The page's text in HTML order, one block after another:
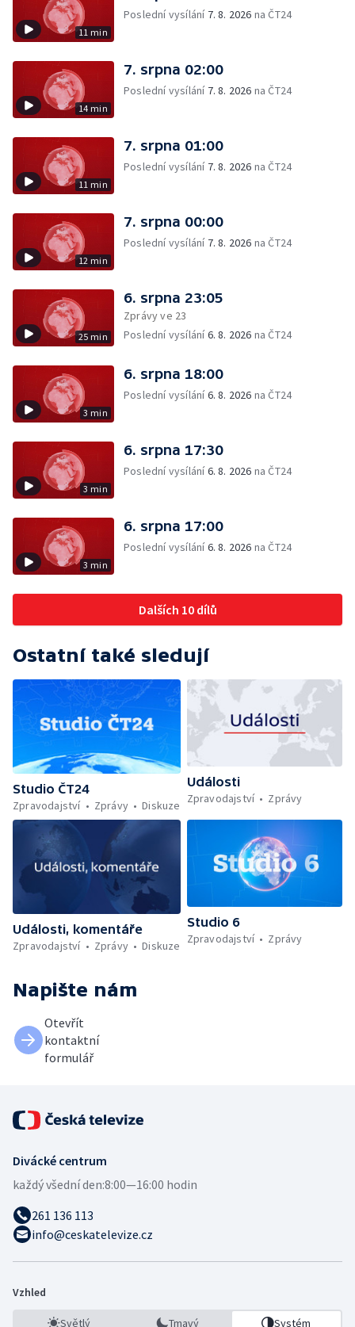
11 min
Poslední vysílání 7. 8. 2026 na ČT24
14 min
7. srpna 02:00
Poslední vysílání 7. 8. 2026 na ČT24
11 min
7. srpna 01:00
Poslední vysílání 7. 8. 2026 na ČT24
12 min
7. srpna 00:00
Poslední vysílání 7. 8. 2026 na ČT24
25 min
6. srpna 23:05
Zprávy ve 23
Poslední vysílání6. 8. 2026 na ČT24
3 min
6. srpna 18:00
Poslední vysílání6. 8. 2026 na ČT24
3 min
6. srpna 17:30
Poslední vysílání6. 8. 2026 na ČT24
3 min
6. srpna 17:00
Poslední vysílání6. 8. 2026 na ČT24
Dalších 10 dílů
Ostatní také sledují
Studio ČT24
Zpravodajství
Zprávy Diskuze
Události
Zpravodajství
Zprávy
Události, komentáře
Zpravodajství
Zprávy Diskuze
Studio 6
Zpravodajství
Zprávy
Napište nám
Otevřít
kontaktní
formulář
Divácké centrum
každý všední den:8:00—16:00 hodin
261 136 113
info@ceskatelevize.cz
Vzhled
Světlý Tmavý Systém